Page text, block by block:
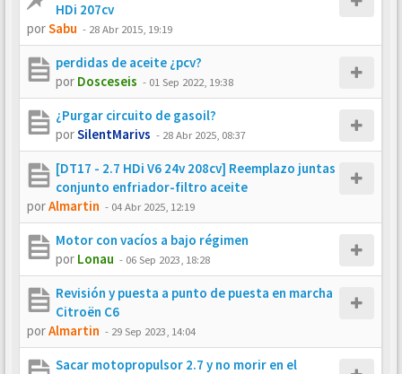
HDi 207cv
porSabu - 28 Abr 2015, 19:19
perdidas de aceite ¿pcv?
por Dosceseis - 01 Sep 2022, 19:38
¿Purgar circuito de gasoil?
porSilentMarivs - 28 Abr 2025, 08:37
[DT17 - 2.7 HDi V6 24v 208cv] Reemplazo juntas
conjunto enfriador-filtro aceite
porAlmartin - 04 Abr 2025, 12:19
Motor con vacíos a bajo régimen
por Lonau - 06 Sep 2023, 18:28
Revisión y puesta a punto de puesta en marcha
Citroën C6
porAlmartin - 29 Sep 2023, 14:04
Sacar motopropulsor 2.7 y no morir en el